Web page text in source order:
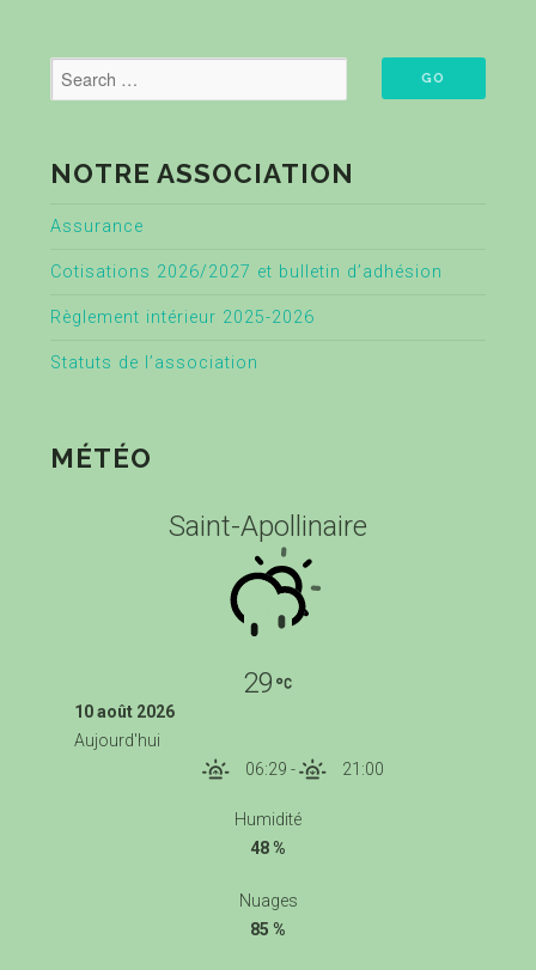
NOTRE ASSOCIATION
Assurance
Cotisations 2026/2027 et bulletin d’adhésion
Règlement intérieur 2025-2026
Statuts de l’association
MÉTÉO
Saint-Apollinaire
29
10 août 2026
Aujourd'hui
06:29 - 21:00
Humidité
48 %
Nuages
85 %